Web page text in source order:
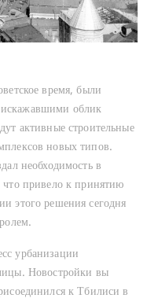
время, были
облик
активные строительные
новых типов.
необходимость в
что привело к принятию
этого решения сегодня
урбанизации
Новостройки вы
к Тбилиси в